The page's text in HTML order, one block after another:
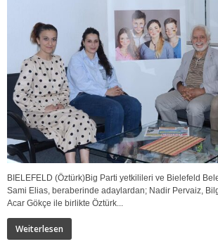
BIELEFELD (Öztürk)Big Parti yetkilileri ve Bielefeld
Sami Elias, beraberinde adaylardan; Nadir Pervaiz,
Acar Gökçe ile birlikte Öztürk...
Weiterlesen